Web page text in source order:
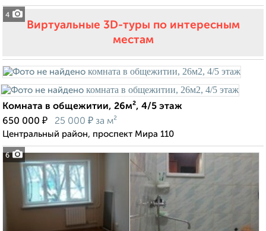
4
Виртуальные 3D-туры по интересным
местам
6
Комната в общежитии, 26м², 4/5 этаж
650 000 ₽ 25 000 ₽ за м²
Центральный район, проспект Мира 110